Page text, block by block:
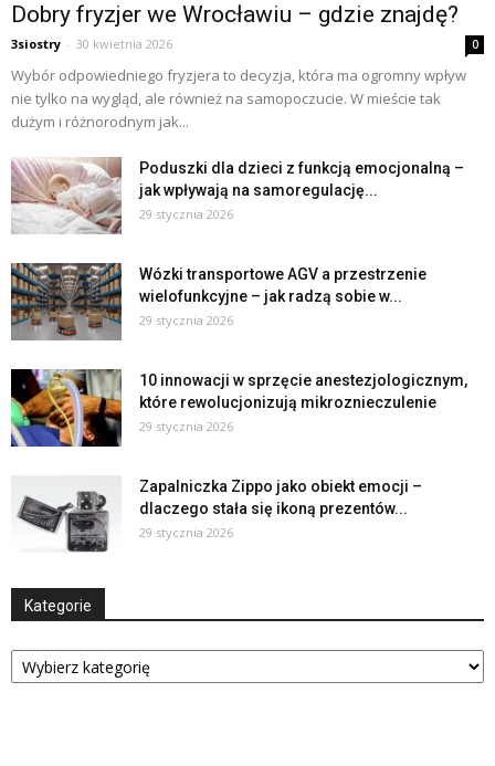
Dobry fryzjer we Wrocławiu – gdzie znajdę?
3siostry - 30 kwietnia 2026 0
Wybór odpowiedniego fryzjera to decyzja, która ma ogromny wpływ
nie tylko na wygląd, ale również na samopoczucie. W mieście tak
dużym i różnorodnym jak...
Poduszki dla dzieci z funkcją emocjonalną –
jak wpływają na samoregulację...
29 stycznia 2026
Wózki transportowe AGV a przestrzenie
wielofunkcyjne – jak radzą sobie w...
29 stycznia 2026
10 innowacji w sprzęcie anestezjologicznym,
które rewolucjonizują mikroznieczulenie
29 stycznia 2026
Zapalniczka Zippo jako obiekt emocji –
dlaczego stała się ikoną prezentów...
29 stycznia 2026
Kategorie
Kategorie